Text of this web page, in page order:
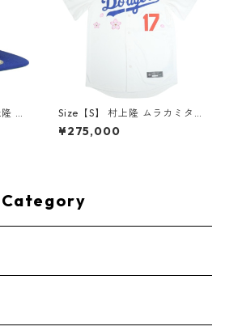
ム
To
E
Size【S】 村上隆 ムラカミタ
カシ ×MLB World Tour Tokyo
Series 2025 Dodgers Kanji
¥275,000
Category